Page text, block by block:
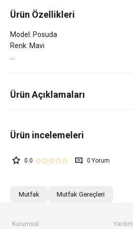
Ürün Özellikleri
Model: Posuda
Renk: Mavi
Ürün Açıklamaları
0.0 0
Mutfak Mutfak Gereçleri
Kurumsal Yardım